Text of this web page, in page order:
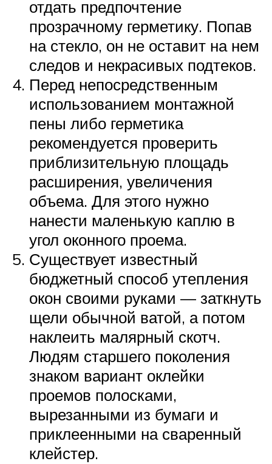
отдать предпочтение
прозрачному герметику. Попав
на стекло, он не оставит на нем
следов и некрасивых подтеков.
Перед непосредственным
использованием монтажной
пены либо герметика
рекомендуется проверить
приблизительную площадь
расширения, увеличения
объема. Для этого нужно
нанести маленькую каплю в
угол оконного проема.
Существует известный
бюджетный способ утепления
окон своими руками — заткнуть
щели обычной ватой, а потом
наклеить малярный скотч.
Людям старшего поколения
знаком вариант оклейки
проемов полосками,
вырезанными из бумаги и
приклеенными на сваренный
клейстер.